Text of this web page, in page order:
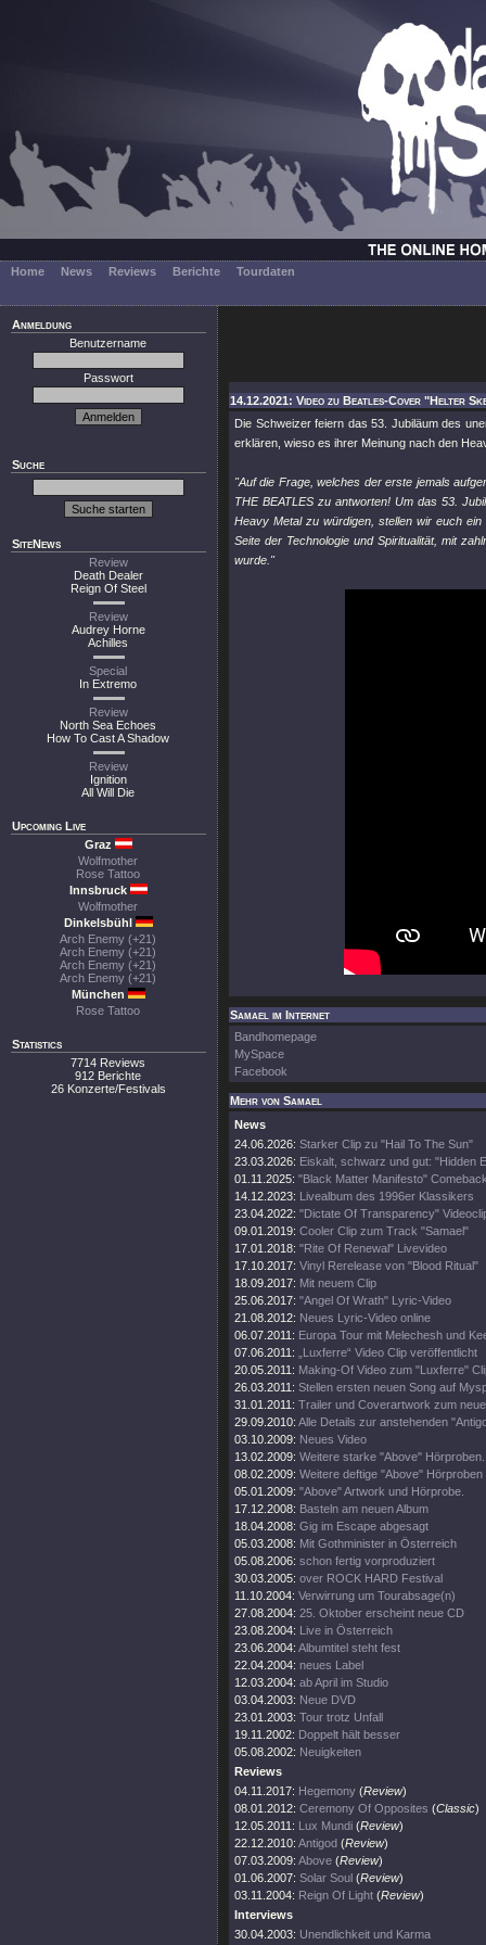
Home News Reviews Berichte Tourdaten
Anmeldung
Benutzername
Passwort
Suche
SiteNews
Review
Death Dealer
Reign Of Steel
Review
Audrey Horne
Achilles
Special
In Extremo
Review
North Sea Echoes
How To Cast A Shadow
Review
Ignition
All Will Die
Upcoming Live
Graz
Wolfmother
Rose Tattoo
Innsbruck
Wolfmother
Dinkelsbühl
Arch Enemy (+21)
Arch Enemy (+21)
Arch Enemy (+21)
Arch Enemy (+21)
München
Rose Tattoo
Statistics
7714 Reviews
912 Berichte
26 Konzerte/Festivals
14.12.2021: Video zu Beatles-Cover "Helter
Die Schweizer feiern das 53. Jubiläum des
erklären, wieso es ihrer Meinung nach den
"Auf die Frage, welches der erste jemals
THE BEATLES zu antworten! Um das 53.
Heavy Metal zu würdigen, stellen wir euch
Seite der Technologie und Spiritualität, mit
wurde."
Samael im Internet
Bandhomepage
MySpace
Facebook
Mehr von Samael
News
24.06.2026: Starker Clip zu "Hail To The Sun"
23.03.2026: Eiskalt, schwarz und gut: "Hidden
01.11.2025: "Black Matter Manifesto"
14.12.2023: Livealbum des 1996er Klassikers
23.04.2022: "Dictate Of Transparency"
09.01.2019: Cooler Clip zum Track "Samael"
17.01.2018: "Rite Of Renewal" Livevideo
17.10.2017: Vinyl Rerelease von "Blood Ritual"
18.09.2017: Mit neuem Clip
25.06.2017: "Angel Of Wrath" Lyric-Video
21.08.2012: Neues Lyric-Video online
06.07.2011: Europa Tour mit Melechesh und
07.06.2011:
„Luxferre“ Video Clip veröffentlicht
20.05.2011: Making-Of Video zum "Luxferre"
26.03.2011: Stellen ersten neuen Song auf
31.01.2011: Trailer und Coverartwork zum
29.09.2010: Alle Details zur anstehenden
03.10.2009: Neues Video
13.02.2009: Weitere starke "Above" Hörproben.
08.02.2009: Weitere deftige "Above" Hörproben
05.01.2009: "Above" Artwork und Hörprobe.
17.12.2008: Basteln am neuen Album
18.04.2008: Gig im Escape abgesagt
05.03.2008: Mit Gothminister in Österreich
05.08.2006: schon fertig vorproduziert
30.03.2005: over ROCK HARD Festival
11.10.2004: Verwirrung um Tourabsage(n)
27.08.2004: 25. Oktober erscheint neue CD
23.08.2004: Live in Österreich
23.06.2004: Albumtitel steht fest
22.04.2004: neues Label
12.03.2004: ab April im Studio
03.04.2003: Neue DVD
23.01.2003: Tour trotz Unfall
19.11.2002: Doppelt hält besser
05.08.2002: Neuigkeiten
Reviews
04.11.2017: Hegemony (Review)
08.01.2012: Ceremony Of Opposites (Classic)
12.05.2011: Lux Mundi (Review)
22.12.2010: Antigod (Review)
07.03.2009: Above (Review)
01.06.2007: Solar Soul (Review)
03.11.2004: Reign Of Light (Review)
Interviews
30.04.2003: Unendlichkeit und Karma